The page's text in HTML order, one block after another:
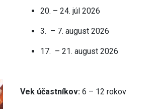
20. – 24. júl 2026
3. – 7. august 2026
17. – 21. august 2026
Vek účastníkov: 6 – 12 rokov